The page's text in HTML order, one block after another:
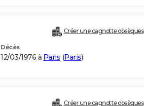
Créer une cagnotte obsèques
Décès
12/03/1976 à Paris (Paris)
Créer une cagnotte obsèques